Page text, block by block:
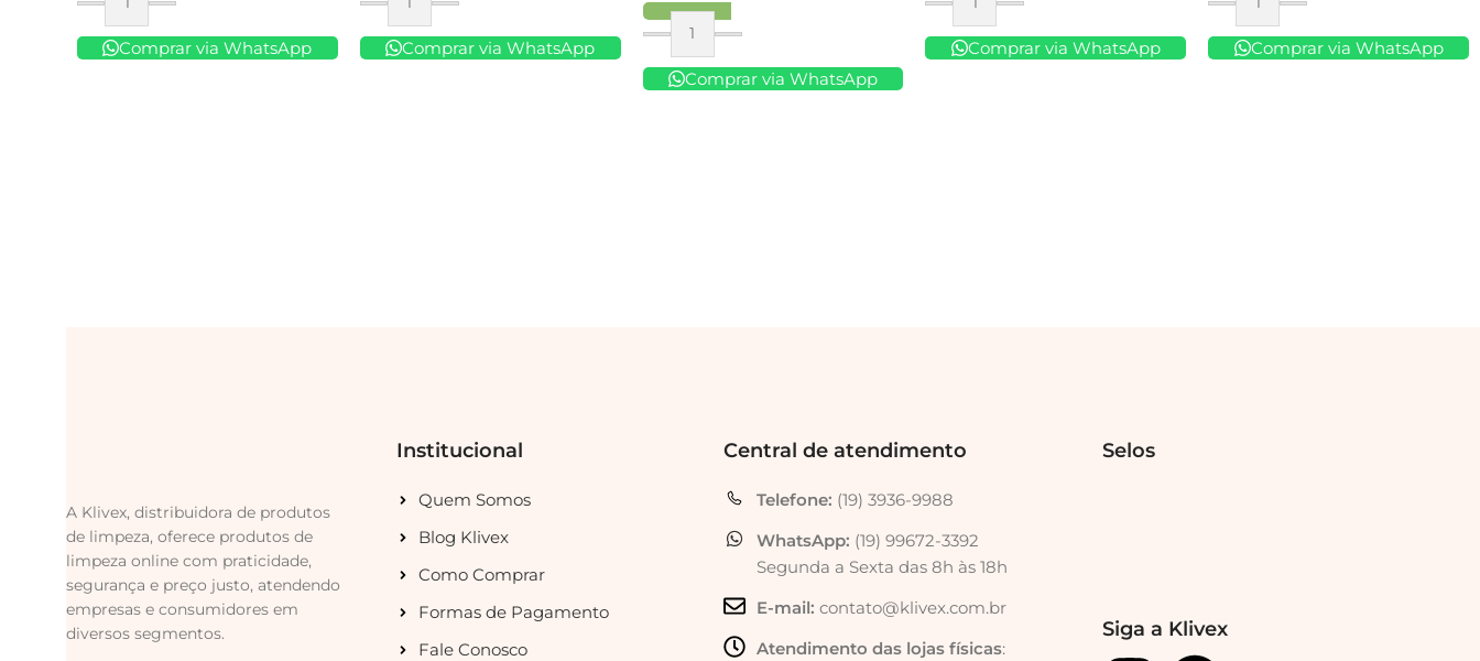
Comprar
Comprar via WhatsApp
Comprar
Comprar via WhatsApp Comprar
Comprar via WhatsApp
Comprar
Comprar via WhatsApp
Comprar
Comprar via WhatsApp
A Klivex, distribuidora de produtos
de limpeza, oferece produtos de
limpeza online com praticidade,
segurança e preço justo, atendendo
empresas e consumidores em
diversos segmentos.
Institucional
Quem Somos
Blog Klivex
Como Comprar
Formas de Pagamento
Fale Conosco
Central de atendimento
Telefone: (19) 3936-9988
WhatsApp: (19) 99672-3392
Segunda a Sexta das 8h às 18h
E-mail: contato@klivex.com.br
Atendimento das lojas físicas:
Selos
Siga a Klivex